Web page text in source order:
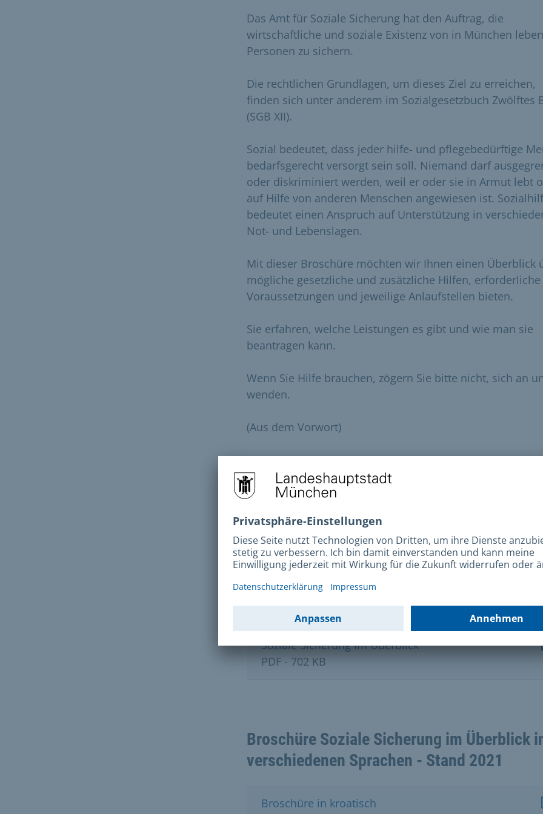
Das Amt für Soziale Sicherung hat den Auftrag, die
wirtschaftliche und soziale Existenz von in München
Personen zu sichern.
Die rechtlichen Grundlagen, um dieses Ziel zu erreichen,
finden sich unter anderem im Sozialgesetzbuch Zwölftes
(SGB XII).
Sozial bedeutet, dass jeder hilfe- und pflegebedürftige
bedarfsgerecht versorgt sein soll. Niemand darf
oder diskriminiert werden, weil er oder sie in Armut lebt
auf Hilfe von anderen Menschen angewiesen ist.
bedeutet einen Anspruch auf Unterstützung in
Not- und Lebenslagen.
Mit dieser Broschüre möchten wir Ihnen einen Überblick
mögliche gesetzliche und zusätzliche Hilfen, erforderliche
Voraussetzungen und jeweilige Anlaufstellen bieten.
Sie erfahren, welche Leistungen es gibt und wie man sie
beantragen kann.
Wenn Sie Hilfe brauchen, zögern Sie bitte nicht, sich an
wenden.
(Aus dem Vorwort)
Broschüre in Leichter Sprache
Wenn Sie in einer sozialen Not-Lage sind
Broschüre in Deutsch
Soziale Sicherung im Überblick
PDF - 702 KB
Broschüre Soziale Sicherung im Überblick
verschiedenen Sprachen - Stand 2021
Broschüre in kroatisch